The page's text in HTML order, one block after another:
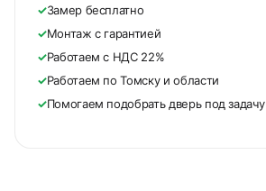
✓Замер бесплатно
✓Монтаж с гарантией
✓Работаем с НДС 22%
✓Работаем по Томску и области
✓Помогаем подобрать дверь под задачу